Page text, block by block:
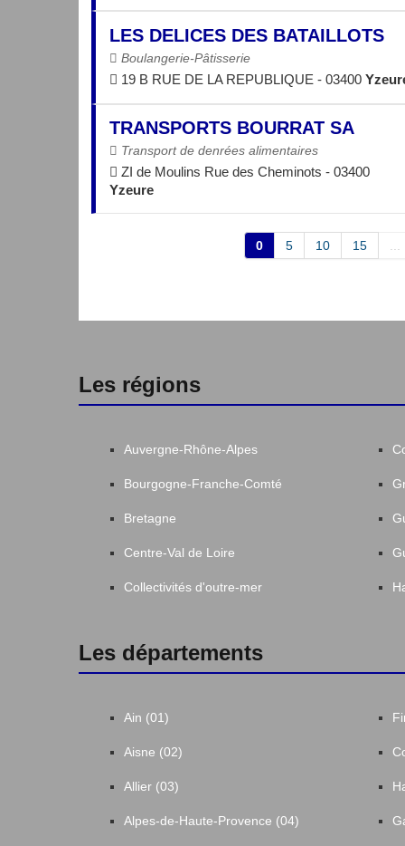
LES DELICES DES BATAILLOTS
Boulangerie-Pâtisserie
19 B RUE DE LA REPUBLIQUE - 03400
TRANSPORTS BOURRAT SA
Transport de denrées alimentaires
ZI de Moulins Rue des Cheminots - 03400
Yzeure
0 5 10 15
Les régions
Auvergne-Rhône-Alpes
Bourgogne-Franche-Comté
Bretagne
Centre-Val de Loire
Collectivités d'outre-mer
Les départements
Ain (01)
Aisne (02)
Allier (03)
Alpes-de-Haute-Provence (04)